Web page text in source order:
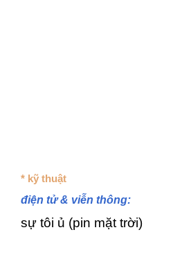
* kỹ thuật
điện tử & viễn thông:
sự tôi ủ (pin mặt trời)